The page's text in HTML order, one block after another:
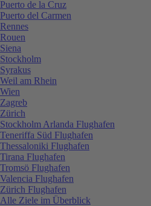
Puerto de la Cruz
Puerto del Carmen
Rennes
Rouen
Siena
Stockholm
Syrakus
Weil am Rhein
Wien
Zagreb
Zürich
Stockholm Arlanda Flughafen
Teneriffa Süd Flughafen
Thessaloniki Flughafen
Tirana Flughafen
Tromsö Flughafen
Valencia Flughafen
Zürich Flughafen
Alle Ziele im Überblick